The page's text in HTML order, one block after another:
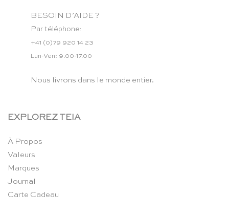
BESOIN D’AIDE ?
Par téléphone:
+41 (0)79 920 14 23
Lun-Ven: 9.00-17.00
Nous livrons dans le monde entier.
EXPLOREZ TEIA
À Propos
Valeurs
Marques
Journal
Carte Cadeau